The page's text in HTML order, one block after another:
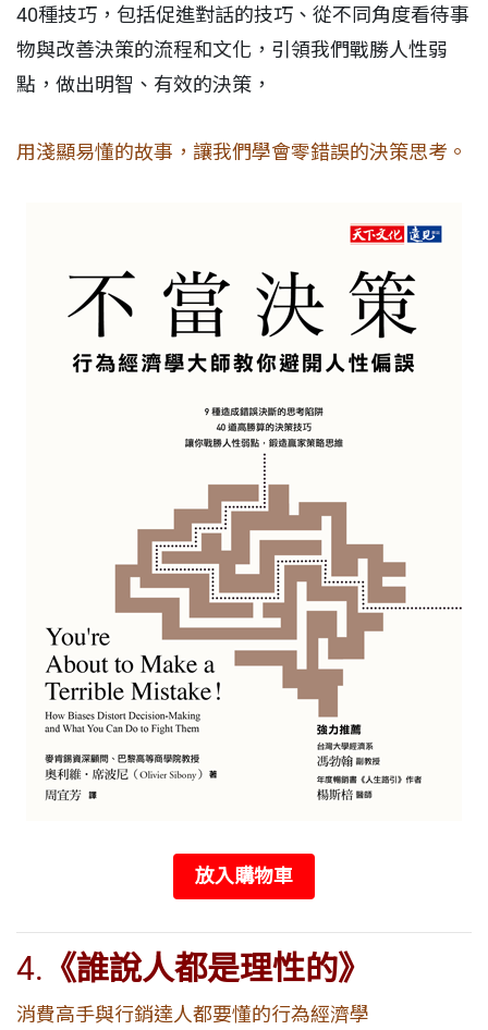
40種技巧，包括促進對話的技巧、從不同角度看待事
物與改善決策的流程和文化，引領我們戰勝人性弱
點，做出明智、有效的決策，
用淺顯易懂的故事，讓我們學會零錯誤的決策思考。
放入購物車
4. 《誰說人都是理性的》
消費高手與行銷達人都要懂的行為經濟學